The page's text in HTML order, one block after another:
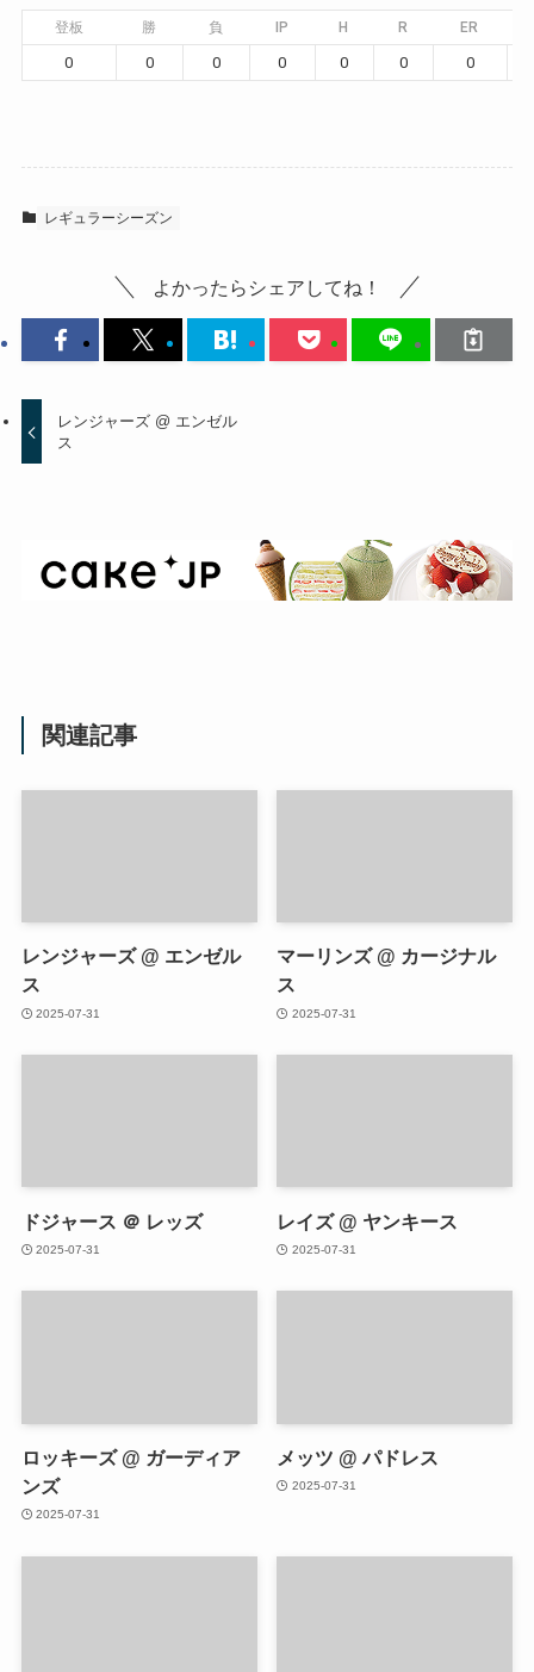
登板 勝 負 IP H R ER
0 0 0 0 0 0 0
レギュラーシーズン
よかったらシェアしてね！
レンジャーズ @ エンゼル
ス
関連記事
レンジャーズ @ エンゼル
ス
2025-07-31
マーリンズ @ カージナル
ス
2025-07-31
ドジャース ＠ レッズ
2025-07-31
レイズ @ ヤンキース
2025-07-31
ロッキーズ @ ガーディア
ンズ
2025-07-31
メッツ @ パドレス
2025-07-31